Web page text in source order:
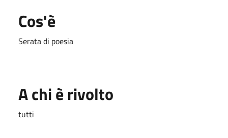
Cos'è
Serata di poesia
A chi è rivolto
tutti